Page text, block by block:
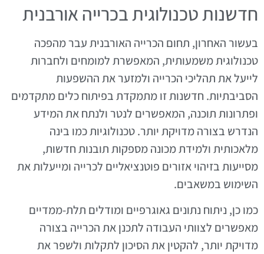
חדשנות טכנולוגית בכרייה אורבנית
בעשור האחרון, תחום הכרייה האורבנית עבר מהפכה
טכנולוגית משמעותית, המאפשרת למומחים ולחברות
לייעל את תהליכי הכרייה ולמזער את ההשפעות
הסביבתיות. חדשנות זו מתמקדת בפיתוח כלים מתקדמים
ופתרונות תוכנה, המאפשרים לנטר ולנתח את המידע
הנדרש בצורה מדויקת יותר. טכנולוגיות כמו בינה
מלאכותית ולמידת מכונה מספקות תובנות חדשות,
מסייעות בזיהוי אזורים פוטנציאליים לכרייה ומייעלות את
השימוש במשאבים.
כמו כן, ניתוח נתונים גאוגרפיים ומודלים תלת-ממדיים
מאפשרים לצוותי העבודה לתכנן את הכרייה בצורה
מדויקת יותר, להקטין את הסיכון לתקלות ולשפר את